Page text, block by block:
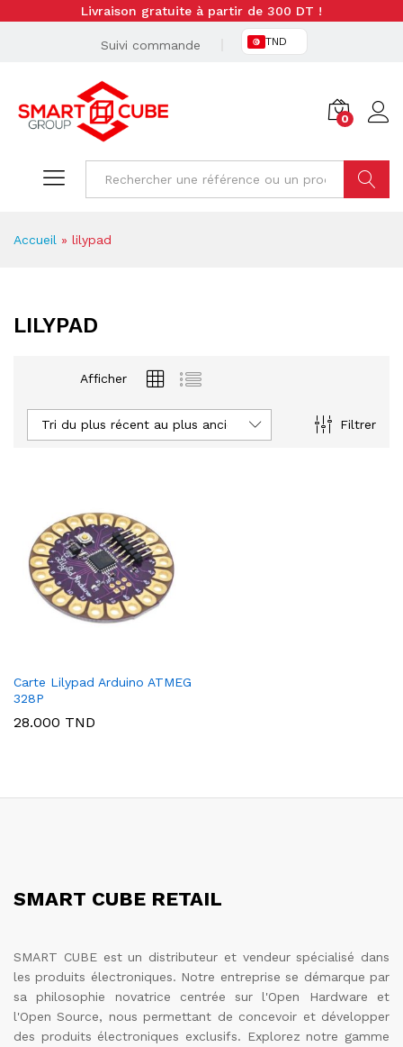
Livraison gratuite à partir de 300 DT !
Suivi commande TND
0
Accueil » lilypad
LILYPAD
Afficher
Filtrer
Tri du plus récent au plus ancien
Carte Lilypad Arduino ATMEG
328P
28.000 TND
SMART CUBE RETAIL
SMART CUBE est un distributeur et vendeur spécialisé dans
les produits électroniques. Notre entreprise se démarque par
sa philosophie novatrice centrée sur l'Open Hardware et
l'Open Source, nous permettant de concevoir et développer
des produits électroniques exclusifs. Explorez notre gamme